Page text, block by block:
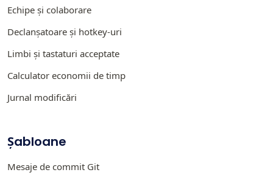
Echipe și colaborare
Declanșatoare și hotkey-uri
Limbi și tastaturi acceptate
Calculator economii de timp
Jurnal modificări
Șabloane
Mesaje de commit Git